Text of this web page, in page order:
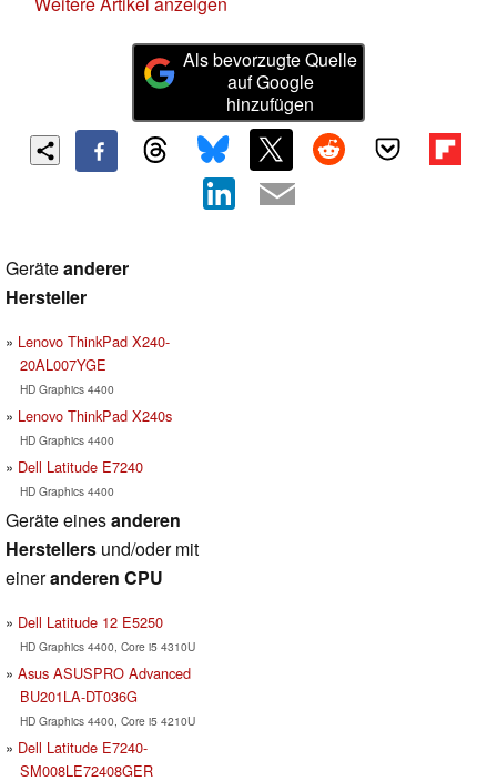
Als bevorzugte Quelle
auf Google
hinzufügen
Geräteanderer
Hersteller
Lenovo ThinkPad X240-
20AL007YGE
HD Graphics 4400
Lenovo ThinkPad X240s
HD Graphics 4400
Dell Latitude E7240
HD Graphics 4400
Geräte einesanderen
Herstellers und/oder mit
eineranderen CPU
Dell Latitude 12 E5250
HD Graphics 4400, Core i5 4310U
Asus ASUSPRO Advanced
BU201LA-DT036G
HD Graphics 4400, Core i5 4210U
Dell Latitude E7240-
SM008LE72408GER